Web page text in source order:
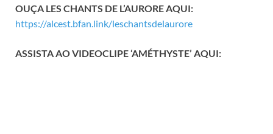
OUÇA LES CHANTS DE L’AURORE AQUI:
https://alcest.bfan.link/leschantsdelaurore
ASSISTA AO VIDEOCLIPE ‘AMÉTHYSTE’ AQUI: